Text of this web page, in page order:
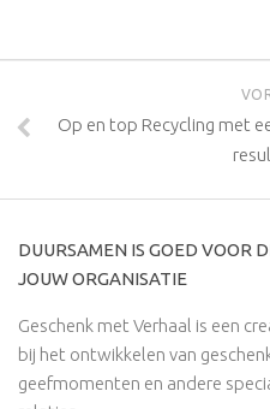
Op en top Recycling met
DUURSAMEN IS GOED VOOR
JOUW ORGANISATIE
Geschenk met Verhaal is een
bij het ontwikkelen van
geefmomenten en andere